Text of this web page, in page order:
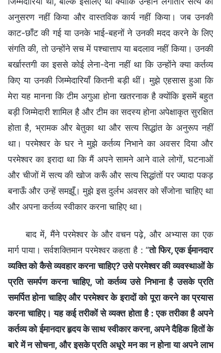
अनुसरण नहीं किया और वास्तविक कार्य नहीं किया। जब उनकी
काट-छाँट की गई या उनके भाई-बहनों ने उनकी मदद करने के लिए
संगति की, तो उन्होंने सच में पश्चात्ताप या बदलाव नहीं किया। उनकी
बर्खास्तगी का इससे कोई लेना-देना नहीं था कि उन्होंने क्या कर्तव्य
किए या उनकी जिम्मेदारियाँ कितनी बड़ी थीं। मुझे एहसास हुआ कि
मेरा यह मानना कि टीम अगुआ होना खतरनाक है क्योंकि इसमें बहुत
बड़ी जिम्मेदारी शामिल है और टीम का सदस्य होना अपेक्षाकृत सुरक्षित
होता है, भ्रामक और बेतुका था और सत्य सिद्धांत के अनुरूप नहीं
था। परमेश्वर के घर ने मुझे कर्तव्य निभाने का अवसर दिया और
परमेश्वर का इरादा था कि मैं अपने सामने आने वाले लोगों, घटनाओं
और चीजों में सत्य की खोज करूँ और सत्य सिद्धांतों पर ज्यादा पकड़
बनाऊँ और उन्हें समझूँ। मुझे इस दुर्लभ अवसर को सँजोना चाहिए था
और अपना कर्तव्य स्वीकार करना चाहिए था।
बाद में, मैंने परमेश्वर के और वचन पढ़े, और अभ्यास का एक
मार्ग पाया। सर्वशक्तिमान परमेश्वर कहता है : “तो फिर, एक ईमानदार
व्यक्ति को कैसे व्यवहार करना चाहिए? उसे परमेश्वर की व्यवस्थाओं के
प्रति समर्पण करना चाहिए, जो कर्तव्य उसे निभाना है उसके प्रति
समर्पित होना चाहिए और परमेश्वर के इरादों को पूरा करने का प्रयास
करना चाहिए। यह कई तरीकों से व्यक्त होता है : एक तरीका है अपने
कर्तव्य को ईमानदार हृदय के साथ स्वीकार करना, अपने दैहिक हितों के
बारे में न सोचना, और इसके प्रति अधूरे मन का न होना या अपने लाभ